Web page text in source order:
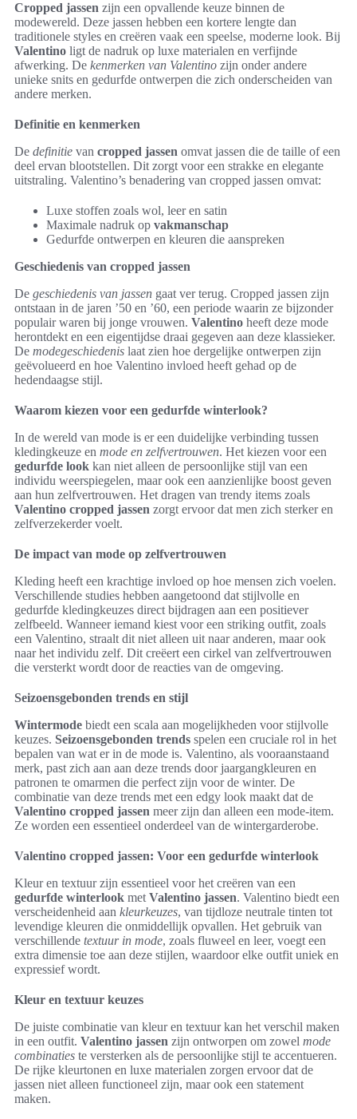
Cropped jassen zijn een opvallende keuze binnen de
modewereld. Deze jassen hebben een kortere lengte dan
traditionele styles en creëren vaak een speelse, moderne look. Bij
Valentino ligt de nadruk op luxe materialen en verfijnde
afwerking. De kenmerken van Valentino zijn onder andere
unieke snits en gedurfde ontwerpen die zich onderscheiden van
andere merken.
Definitie en kenmerken
De definitie van cropped jassen omvat jassen die de taille of een
deel ervan blootstellen. Dit zorgt voor een strakke en elegante
uitstraling. Valentino’s benadering van cropped jassen omvat:
Luxe stoffen zoals wol, leer en satin
Maximale nadruk op vakmanschap
Gedurfde ontwerpen en kleuren die aanspreken
Geschiedenis van cropped jassen
De geschiedenis van jassen gaat ver terug. Cropped jassen zijn
ontstaan in de jaren ’50 en ’60, een periode waarin ze bijzonder
populair waren bij jonge vrouwen. Valentino heeft deze mode
herontdekt en een eigentijdse draai gegeven aan deze klassieker.
De modegeschiedenis laat zien hoe dergelijke ontwerpen zijn
geëvolueerd en hoe Valentino invloed heeft gehad op de
hedendaagse stijl.
Waarom kiezen voor een gedurfde winterlook?
In de wereld van mode is er een duidelijke verbinding tussen
kledingkeuze en mode en zelfvertrouwen. Het kiezen voor een
gedurfde look kan niet alleen de persoonlijke stijl van een
individu weerspiegelen, maar ook een aanzienlijke boost geven
aan hun zelfvertrouwen. Het dragen van trendy items zoals
Valentino cropped jassen zorgt ervoor dat men zich sterker en
zelfverzekerder voelt.
De impact van mode op zelfvertrouwen
Kleding heeft een krachtige invloed op hoe mensen zich voelen.
Verschillende studies hebben aangetoond dat stijlvolle en
gedurfde kledingkeuzes direct bijdragen aan een positiever
zelfbeeld. Wanneer iemand kiest voor een striking outfit, zoals
een Valentino, straalt dit niet alleen uit naar anderen, maar ook
naar het individu zelf. Dit creëert een cirkel van zelfvertrouwen
die versterkt wordt door de reacties van de omgeving.
Seizoensgebonden trends en stijl
Wintermode biedt een scala aan mogelijkheden voor stijlvolle
keuzes. Seizoensgebonden trends spelen een cruciale rol in het
bepalen van wat er in de mode is. Valentino, als vooraanstaand
merk, past zich aan aan deze trends door jaargangkleuren en
patronen te omarmen die perfect zijn voor de winter. De
combinatie van deze trends met een edgy look maakt dat de
Valentino cropped jassen meer zijn dan alleen een mode-item.
Ze worden een essentieel onderdeel van de wintergarderobe.
Valentino cropped jassen: Voor een gedurfde winterlook
Kleur en textuur zijn essentieel voor het creëren van een
gedurfde winterlook met Valentino jassen. Valentino biedt een
verscheidenheid aan kleurkeuzes, van tijdloze neutrale tinten tot
levendige kleuren die onmiddellijk opvallen. Het gebruik van
verschillende textuur in mode, zoals fluweel en leer, voegt een
extra dimensie toe aan deze stijlen, waardoor elke outfit uniek en
expressief wordt.
Kleur en textuur keuzes
De juiste combinatie van kleur en textuur kan het verschil maken
in een outfit. Valentino jassen zijn ontworpen om zowel mode
combinaties te versterken als de persoonlijke stijl te accentueren.
De rijke kleurtonen en luxe materialen zorgen ervoor dat de
jassen niet alleen functioneel zijn, maar ook een statement
maken.